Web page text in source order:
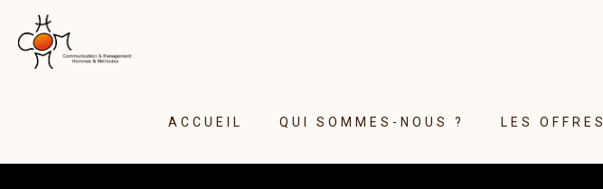
ACCUEIL QUI SOMMES-NOUS ? LES OFFRES